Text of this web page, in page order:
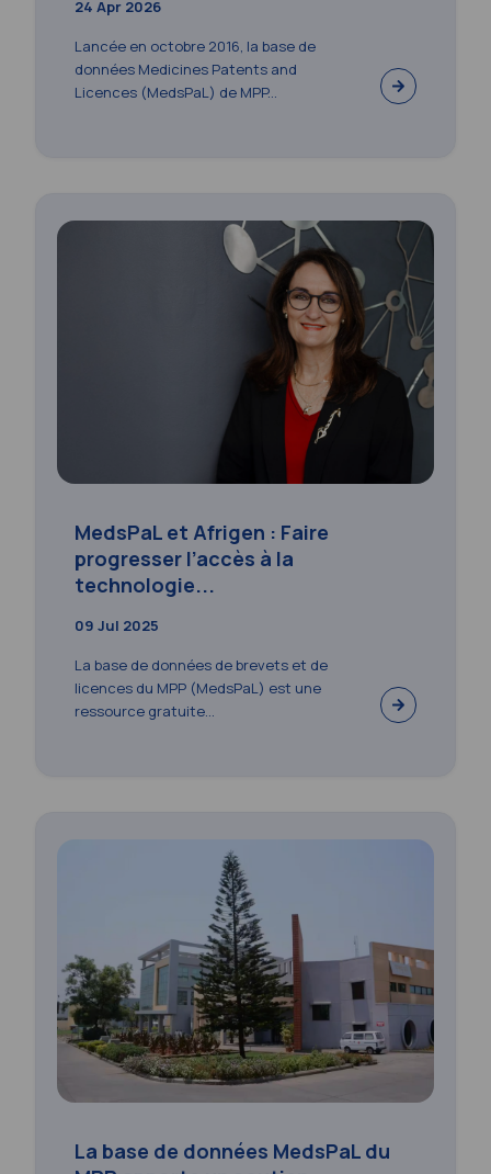
24 Apr 2026
Lancée en octobre 2016, la base de
données Medicines Patents and
Licences (MedsPaL) de MPP...
MedsPaL et Afrigen : Faire
progresser l’accès à la
technologie...
09 Jul 2025
La base de données de brevets et de
licences du MPP (MedsPaL) est une
ressource gratuite...
La base de données MedsPaL du